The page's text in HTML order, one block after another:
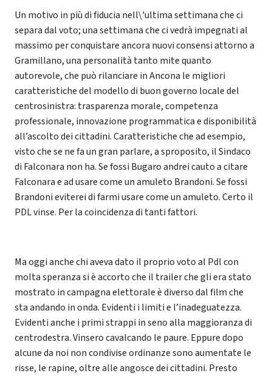
Un motivo in più di fiducia nell\'ultima settimana che ci
separa dal voto; una settimana che ci vedrà impegnati al
massimo per conquistare ancora nuovi consensi attorno a
Gramillano, una personalità tanto mite quanto
autorevole, che può rilanciare in Ancona le migliori
caratteristiche del modello di buon governo locale del
centrosinistra: trasparenza morale, competenza
professionale, innovazione programmatica e disponibilità
all’ascolto dei cittadini. Caratteristiche che ad esempio,
visto che se ne fa un gran parlare, a sproposito, il Sindaco
di Falconara non ha. Se fossi Bugaro andrei cauto a citare
Falconara e ad usare come un amuleto Brandoni. Se fossi
Brandoni eviterei di farmi usare come un amuleto. Certo il
PDL vinse. Per la coincidenza di tanti fattori.
Ma oggi anche chi aveva dato il proprio voto al Pdl con
molta speranza si è accorto che il trailer che gli era stato
mostrato in campagna elettorale è diverso dal film che
sta andando in onda. Evidenti i limiti e l’inadeguatezza.
Evidenti anche i primi strappi in seno alla maggioranza di
centrodestra. Vinsero cavalcando le paure. Eppure dopo
alcune da noi non condivise ordinanze sono aumentate le
risse, le rapine, oltre alle angosce dei cittadini. Presto